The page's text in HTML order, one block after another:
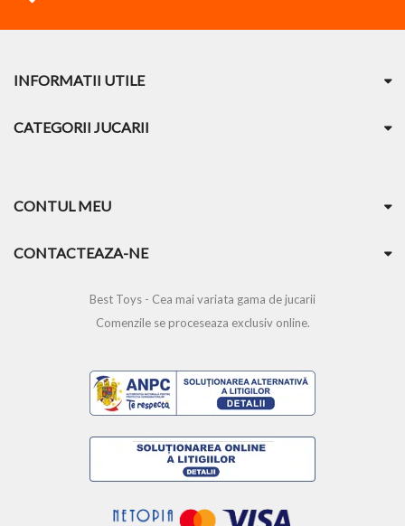
INFORMATII UTILE
CATEGORII JUCARII
CONTUL MEU
CONTACTEAZA-NE
Best Toys - Cea mai variata gama de jucarii
Comenzile se proceseaza exclusiv online.